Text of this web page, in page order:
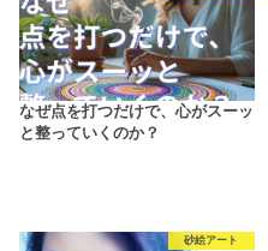
なぜ点を打つだけで、心がスーッ
と整っていくのか？
砂絵アート